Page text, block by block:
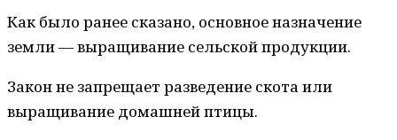
Как было ранее сказано, основное назначение
земли — выращивание сельской продукции.
Закон не запрещает разведение скота или
выращивание домашней птицы.